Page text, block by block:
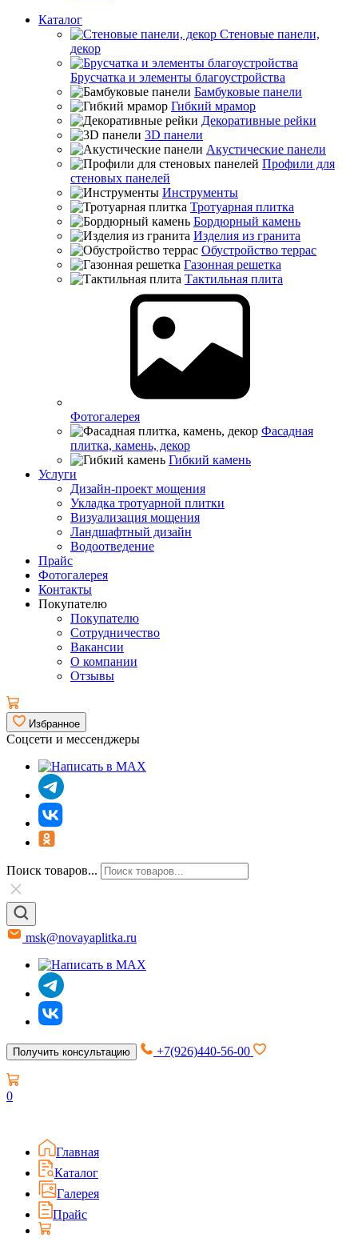
Каталог
Стеновые панели,
декор
Брусчатка и элементы благоустройства
Бамбуковые панели
Гибкий мрамор
Декоративные рейки
3D панели
Акустические панели
Профили для
стеновых панелей
Инструменты
Тротуарная плитка
Бордюрный камень
Изделия из гранита
Обустройство террас
Газонная решетка
Тактильная плита
Фотогалерея
Фасадная
плитка, камень, декор
Гибкий камень
Услуги
Дизайн-проект мощения
Укладка тротуарной плитки
Визуализация мощения
Ландшафтный дизайн
Водоотведение
Прайс
Фотогалерея
Контакты
Покупателю
Покупателю
Сотрудничество
Вакансии
О компании
Отзывы
Избранное
Соцсети и мессенджеры
Поиск товаров...
msk@novayaplitka.ru
Получить консультацию +7(926)440-56-00
0
Главная
Каталог
Галерея
Прайс